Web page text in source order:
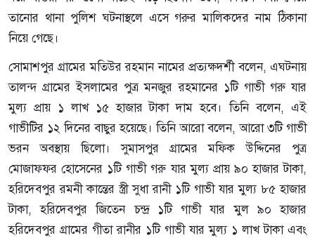
তানোর থানা পুলিশ ঘটনাস্থলে এসে গরুর মালিকদের নাম ঠিকানা
নিয়ে গেছে।
সোমাশপুর গ্রামের মতিউর রহমান নামের প্রত্যক্ষদর্শী বলেন, এঘটনায়
তালন্দ গ্রামের ইসলামের পুত্র মনজুর রহমানের ১টি গাভী গরু যার
মুল্য প্রায় ১ লাখ ১৫ হাজার টাকা দাম হবে। তিনি বলেন, এই
গাভীটির ১২ দিনের বাছুর হয়েছে। তিনি আরো বলেন, আরো ৩টি গাভী
ভরন অবস্থায় ছিলো। সুমাসপুর গ্রামের মফিক উদ্দিনের পুত্র
মোজাফফর হোসেনের ১টি গাভী গরু যার মুল্য প্রায় ৯০ হাজার টাকা,
হরিদেবপুর রমনী কান্তের স্ত্রী সুধা রানী ১টি গাভী যার মুল্য ৮৫ হাজার
টাকা, হরিদেবপুর জিতেন চন্দ্র ১টি গাভী যার মুল ৯০ হাজার
হরিদেবপুর গ্রামের গীতা রানীর ১টি গাভী যার মুল্য ১ লাখ টাকা এবং